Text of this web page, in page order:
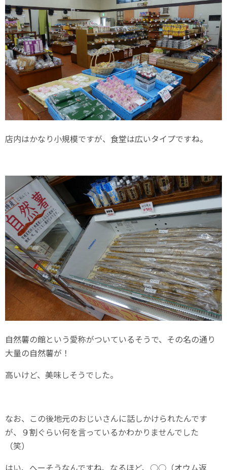
店内はかなり小規模ですが、食堂は広いタイプですね。
自然薯の館という愛称がついているそうで、その名の通り
大量の自然薯が！
高いけど、美味しそうでした。
なお、この後地元のおじいさんに話しかけられたんです
が、９割ぐらい何を言っているかわかりませんでした
（笑）
はい、へーそうなんですね、なるほど、○○（オウム返